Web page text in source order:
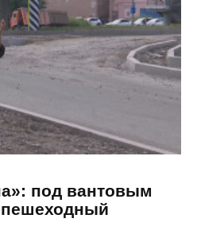
под вантовым